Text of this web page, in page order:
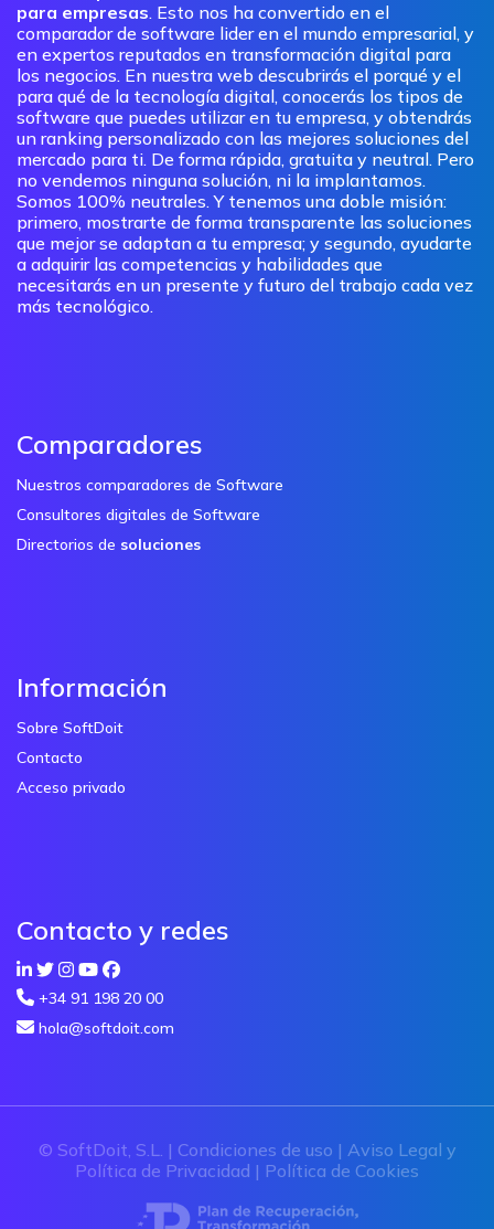
para empresas. Esto nos ha convertido en el
comparador de software lider en el mundo empresarial, y
en expertos reputados en transformación digital para
los negocios. En nuestra web descubrirás el porqué y el
para qué de la tecnología digital, conocerás los tipos de
software que puedes utilizar en tu empresa, y obtendrás
un ranking personalizado con las mejores soluciones del
mercado para ti. De forma rápida, gratuita y neutral. Pero
no vendemos ninguna solución, ni la implantamos.
Somos 100% neutrales. Y tenemos una doble misión:
primero, mostrarte de forma transparente las soluciones
que mejor se adaptan a tu empresa; y segundo, ayudarte
a adquirir las competencias y habilidades que
necesitarás en un presente y futuro del trabajo cada vez
más tecnológico.
Comparadores
Nuestros comparadores de Software
Consultores digitales de Software
Directorios de soluciones
Información
Sobre SoftDoit
Contacto
Acceso privado
Contacto y redes
+34 91 198 20 00
hola@softdoit.com
© SoftDoit, S.L. | Condiciones de uso | Aviso Legal y
Política de Privacidad | Política de Cookies